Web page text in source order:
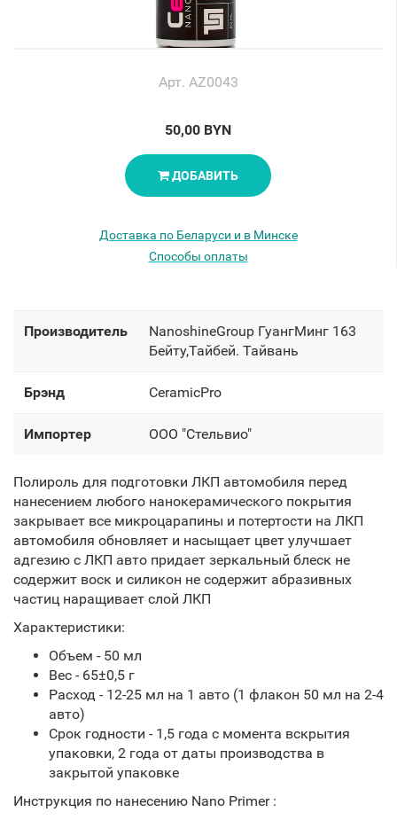
Арт. AZ0043
50,00 BYN
ДОБАВИТЬ
Доставка по Беларуси и в Минске
Способы оплаты
Производитель
NanoshineGroup ГуангМинг 163
Бейту,Тайбей. Тайвань
Брэнд CeramicPro
Импортер OOO "Стельвио"
Полироль для подготовки ЛКП автомобиля перед
нанесением любого нанокерамического покрытия
закрывает все микроцарапины и потертости на ЛКП
автомобиля обновляет и насыщает цвет улучшает
адгезию с ЛКП авто придает зеркальный блеск не
содержит воск и силикон не содержит абразивных
частиц наращивает слой ЛКП
Характеристики:
Объем - 50 мл
Вес - 65±0,5 г
Расход - 12-25 мл на 1 авто (1 флакон 50 мл на 2-4
авто)
Срок годности - 1,5 года с момента вскрытия
упаковки, 2 года от даты производства в
закрытой упаковке
Инструкция по нанесению Nano Primer :